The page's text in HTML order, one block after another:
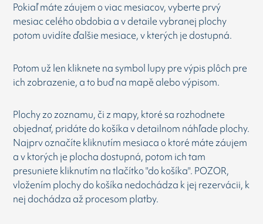
Pokiaľ máte záujem o viac mesiacov, vyberte prvý
mesiac celého obdobia a v detaile vybranej plochy
potom uvidíte ďalšie mesiace, v kterých je dostupná.
Potom už len kliknete na symbol lupy pre výpis plôch pre
ich zobrazenie, a to buď na mapě alebo výpisom.
Plochy zo zoznamu, či z mapy, ktoré sa rozhodnete
objednať, pridáte do košíka v detailnom náhľade plochy.
Najprv označíte kliknutím mesiaca o ktoré máte záujem
a v ktorých je plocha dostupná, potom ich tam
presuniete kliknutím na tlačítko "do košíka". POZOR,
vložením plochy do košíka nedochádza k jej rezervácii, k
nej dochádza až procesom platby.